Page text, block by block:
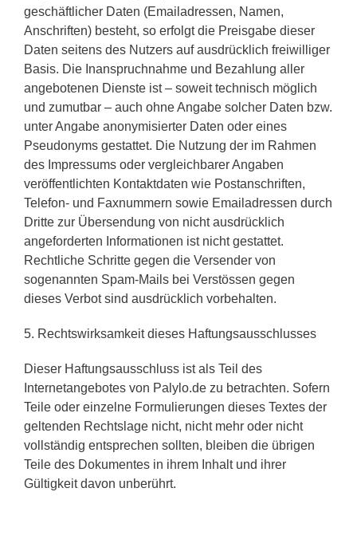
geschäftlicher Daten (Emailadressen, Namen,
Anschriften) besteht, so erfolgt die Preisgabe dieser
Daten seitens des Nutzers auf ausdrücklich freiwilliger
Basis. Die Inanspruchnahme und Bezahlung aller
angebotenen Dienste ist – soweit technisch möglich
und zumutbar – auch ohne Angabe solcher Daten bzw.
unter Angabe anonymisierter Daten oder eines
Pseudonyms gestattet. Die Nutzung der im Rahmen
des Impressums oder vergleichbarer Angaben
veröffentlichten Kontaktdaten wie Postanschriften,
Telefon- und Faxnummern sowie Emailadressen durch
Dritte zur Übersendung von nicht ausdrücklich
angeforderten Informationen ist nicht gestattet.
Rechtliche Schritte gegen die Versender von
sogenannten Spam-Mails bei Verstössen gegen
dieses Verbot sind ausdrücklich vorbehalten.
5. Rechtswirksamkeit dieses Haftungsausschlusses
Dieser Haftungsausschluss ist als Teil des
Internetangebotes von Palylo.de zu betrachten. Sofern
Teile oder einzelne Formulierungen dieses Textes der
geltenden Rechtslage nicht, nicht mehr oder nicht
vollständig entsprechen sollten, bleiben die übrigen
Teile des Dokumentes in ihrem Inhalt und ihrer
Gültigkeit davon unberührt.